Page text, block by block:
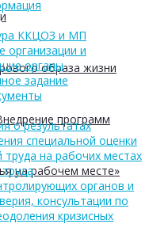
образа жизни
программ
на рабочем месте»
ККЦОЗ и МП
и
органы
задание
о результатах
специальной оценки
труда на рабочих местах
органов и
консультации по
кризисных